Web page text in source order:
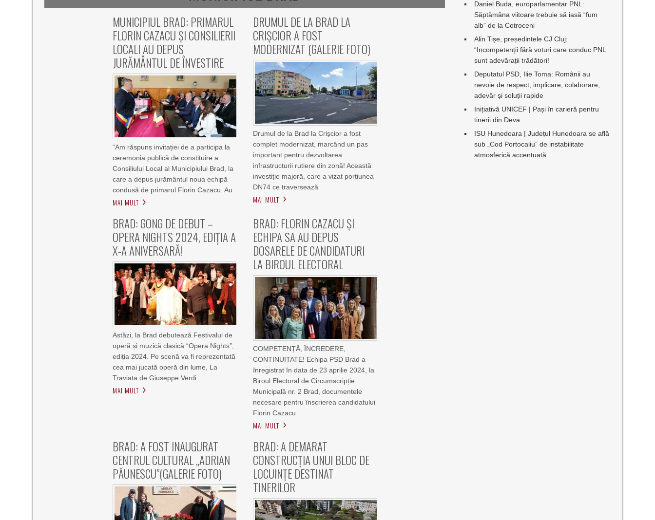
MUNICIPIUL BRAD: PRIMARUL
FLORIN CAZACU ȘI CONSILIERII
LOCALI AU DEPUS
JURĂMÂNTUL DE ÎNVESTIRE
“Am răspuns invitației de a participa la
ceremonia publică de constituire a
Consiliului Local al Municipiului Brad, la
care a depus jurământul noua echipă
condusă de primarul Florin Cazacu. Au
MAI MULT
DRUMUL DE LA BRAD LA
CRIȘCIOR A FOST
MODERNIZAT (GALERIE FOTO)
Drumul de la Brad la Crișcior a fost
complet modernizat, marcând un pas
important pentru dezvoltarea
infrastructurii rutiere din zonă! Această
investiție majoră, care a vizat porțiunea
DN74 ce traversează
MAI MULT
BRAD: GONG DE DEBUT –
OPERA NIGHTS 2024, EDIȚIA A
X-A ANIVERSARĂ!
Astăzi, la Brad debutează Festivalul de
operă și muzică clasică “Opera Nights”,
ediția 2024. Pe scenă va fi reprezentată
cea mai jucată operă din lume, La
Traviata de Giuseppe Verdi.
MAI MULT
BRAD: FLORIN CAZACU ȘI
ECHIPA SA AU DEPUS
DOSARELE DE CANDIDATURI
LA BIROUL ELECTORAL
COMPETENȚĂ, ÎNCREDERE,
CONTINUITATE! Echipa PSD Brad a
înregistrat în data de 23 aprilie 2024, la
Biroul Electoral de Circumscripție
Municipală nr. 2 Brad, documentele
necesare pentru înscrierea candidatului
Florin Cazacu
MAI MULT
BRAD: A FOST INAUGURAT
CENTRUL CULTURAL „ADRIAN
PĂUNESCU”(GALERIE FOTO)
BRAD: A DEMARAT
CONSTRUCȚIA UNUI BLOC DE
LOCUINȚE DESTINAT
TINERILOR
Daniel Buda, europarlamentar PNL:
Săptămâna viitoare trebuie să iasă “fum
alb” de la Cotroceni
Alin Tișe, președintele CJ Cluj:
“Incompetenții fără voturi care conduc PNL
sunt adevărații trădători!
Deputatul PSD, Ilie Toma: Românii au
nevoie de respect, implicare, colaborare,
adevăr și soluții rapide
Inițiativă UNICEF | Pași în carieră pentru
tinerii din Deva
ISU Hunedoara | Județul Hunedoara se află
sub „Cod Portocaliu” de instabilitate
atmosferică accentuată